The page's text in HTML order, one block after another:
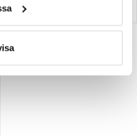
uppgifter
ditt samtycke när som
och annonserna
tror att du tycker om. Det
vår trafik och göra